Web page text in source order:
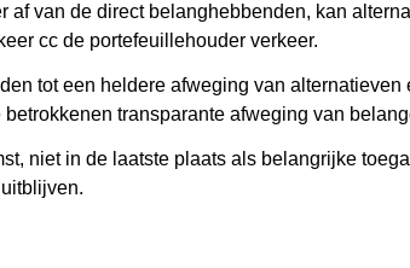
af van de direct belanghebbenden, kan
cc de portefeuillehouder verkeer.
tot een heldere afweging van
transparante afweging van
niet in de laatste plaats als belangrijke